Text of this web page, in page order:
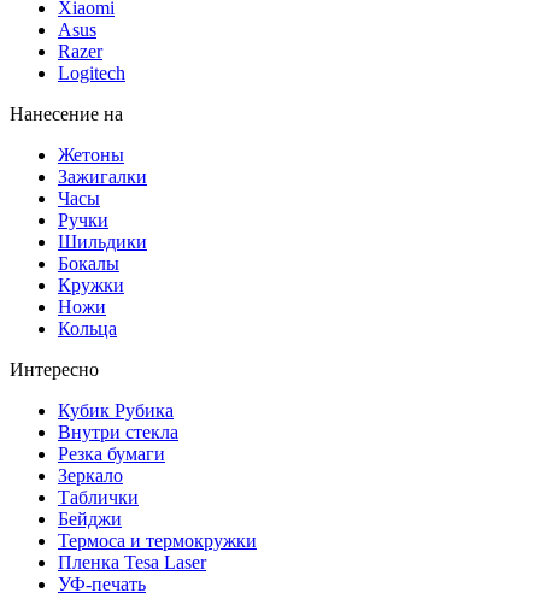
Xiaomi
Asus
Razer
Logitech
Нанесение на
Жетоны
Зажигалки
Часы
Ручки
Шильдики
Бокалы
Кружки
Ножи
Кольца
Интересно
Кубик Рубика
Внутри стекла
Резка бумаги
Зеркало
Таблички
Бейджи
Термоса и термокружки
Пленка Tesa Laser
УФ-печать